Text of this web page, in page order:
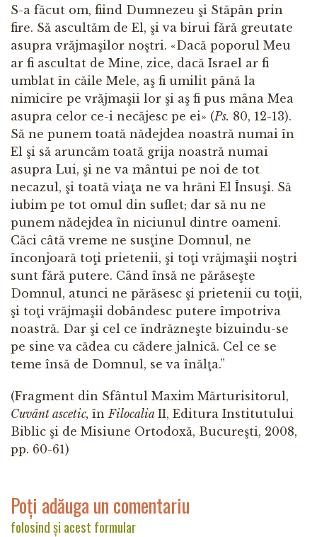
S-a făcut om, fiind Dumnezeu şi Stăpân prin
fire. Să ascultăm de El, şi va birui fără greutate
asupra vrăjmaşilor noştri. «Dacă poporul Meu
ar fi ascultat de Mine, zice, dacă Israel ar fi
umblat în căile Mele, aş fi umilit până la
nimicire pe vrăjmaşii lor şi aş fi pus mâna Mea
asupra celor ce-i necăjesc pe ei» (Ps. 80, 12-13).
Să ne punem toată nădejdea noastră numai în
El şi să aruncăm toată grija noastră numai
asupra Lui, şi ne va mântui pe noi de tot
necazul, şi toată viaţa ne va hrăni El Însuşi. Să
iubim pe tot omul din suflet; dar să nu ne
punem nădejdea în niciunul dintre oameni.
Căci câtă vreme ne susţine Domnul, ne
înconjoară toţi prietenii, şi toţi vrăjmaşii noştri
sunt fără putere. Când însă ne părăseşte
Domnul, atunci ne părăsesc şi prietenii cu toţii,
şi toţi vrăjmaşii dobândesc putere împotriva
noastră. Dar şi cel ce îndrăzneşte bizuindu-se
pe sine va cădea cu cădere jalnică. Cel ce se
teme însă de Domnul, se va înălţa.”
(Fragment din Sfântul Maxim Mărturisitorul,
Cuvânt ascetic, înFilocalia II, Editura Institutului
Biblic şi de Misiune Ortodoxă, Bucureşti, 2008,
pp. 60-61)
Poți adăuga un comentariu
folosind și acest formular